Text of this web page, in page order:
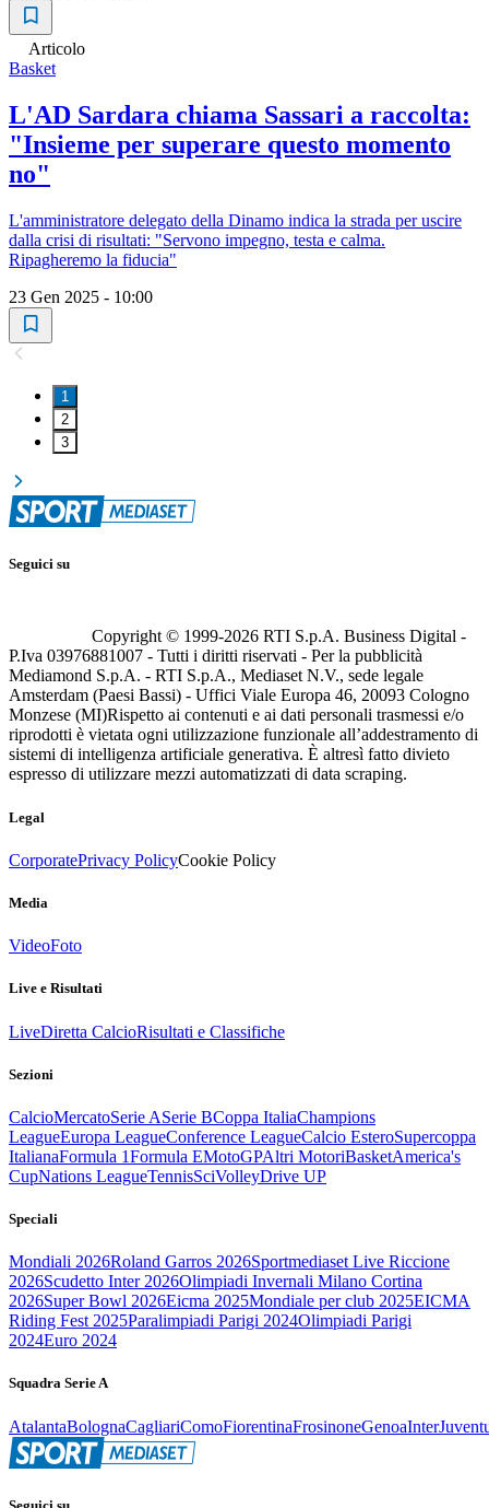
Articolo
Basket
L'AD Sardara chiama Sassari a raccolta:
"Insieme per superare questo momento
no"
L'amministratore delegato della Dinamo indica la strada per uscire
dalla crisi di risultati: "Servono impegno, testa e calma.
Ripagheremo la fiducia"
23 Gen 2025 - 10:00
1
2
3
Seguici su
Copyright © 1999-2026 RTI S.p.A. Business Digital -
P.Iva 03976881007 - Tutti i diritti riservati - Per la pubblicità
Mediamond S.p.A. - RTI S.p.A., Mediaset N.V., sede legale
Amsterdam (Paesi Bassi) - Uffici Viale Europa 46, 20093 Cologno
Monzese (MI)Rispetto ai contenuti e ai dati personali trasmessi e/o
riprodotti è vietata ogni utilizzazione funzionale all’addestramento di
sistemi di intelligenza artificiale generativa. È altresì fatto divieto
espresso di utilizzare mezzi automatizzati di data scraping.
Legal
CorporatePrivacy PolicyCookie Policy
Media
VideoFoto
Live e Risultati
LiveDiretta CalcioRisultati e Classifiche
Sezioni
CalcioMercatoSerie ASerie BCoppa ItaliaChampions
LeagueEuropa LeagueConference LeagueCalcio EsteroSupercoppa
ItalianaFormula 1Formula EMotoGPAltri MotoriBasketAmerica's
CupNations LeagueTennisSciVolleyDrive UP
Speciali
Mondiali 2026Roland Garros 2026Sportmediaset Live Riccione
2026Scudetto Inter 2026Olimpiadi Invernali Milano Cortina
2026Super Bowl 2026Eicma 2025Mondiale per club 2025EICMA
Riding Fest 2025Paralimpiadi Parigi 2024Olimpiadi Parigi
2024Euro 2024
Squadra Serie A
AtalantaBolognaCagliariComoFiorentinaFrosinoneGenoaInter